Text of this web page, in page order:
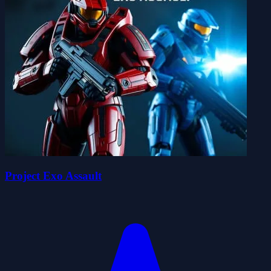
Project Exo Assault